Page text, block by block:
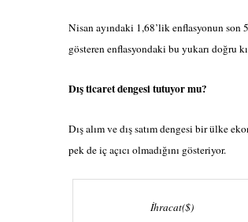
Nisan ayındaki 1,68’lik enflasyonun son
gösteren enflasyondaki bu yukarı doğru
Dış ticaret dengesi tutuyor mu?
Dış alım ve dış satım dengesi bir ülke
pek de iç açıcı olmadığını gösteriyor.
İhracat($)